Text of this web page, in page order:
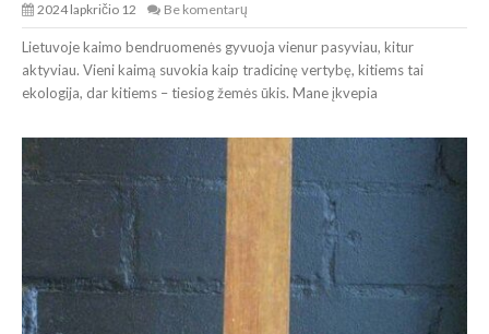
2024 lapkričio 12 Be komentarų
Lietuvoje kaimo bendruomenės gyvuoja vienur pasyviau, kitur
aktyviau. Vieni kaimą suvokia kaip tradicinę vertybę, kitiems tai
ekologija, dar kitiems – tiesiog žemės ūkis. Mane įkvepia